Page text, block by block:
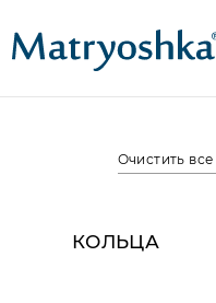
Очистить все
КОЛЬЦА